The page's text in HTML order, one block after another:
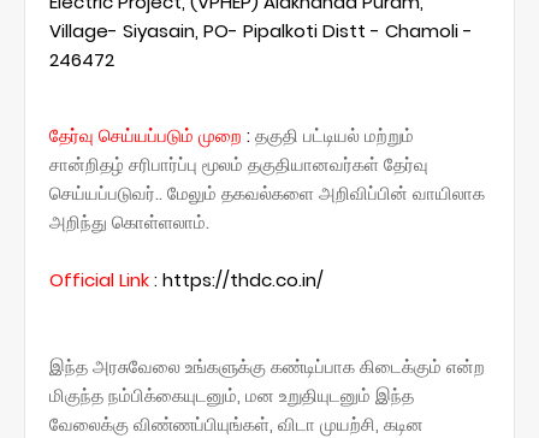
Village- Siyasain, PO- Pipalkoti Distt - Chamoli -
246472
தேர்வு செய்யப்படும் முறை :தகுதி பட்டியல் மற்றும்
சான்றிதழ் சரிபார்ப்பு மூலம் தகுதியானவர்கள் தேர்வு
செய்யப்படுவர்.. மேலும் தகவல்களை அறிவிப்பின் வாயிலாக
அறிந்து கொள்ளலாம்.
OfficialLink:https://thdc.co.in/
இந்த அரசுவேலை உங்களுக்கு கண்டிப்பாக கிடைக்கும் என்ற
மிகுந்த நம்பிக்கையுடனும், மன உறுதியுடனும் இந்த
வேலைக்கு விண்ணப்பியுங்கள், விடா முயற்சி, கடின